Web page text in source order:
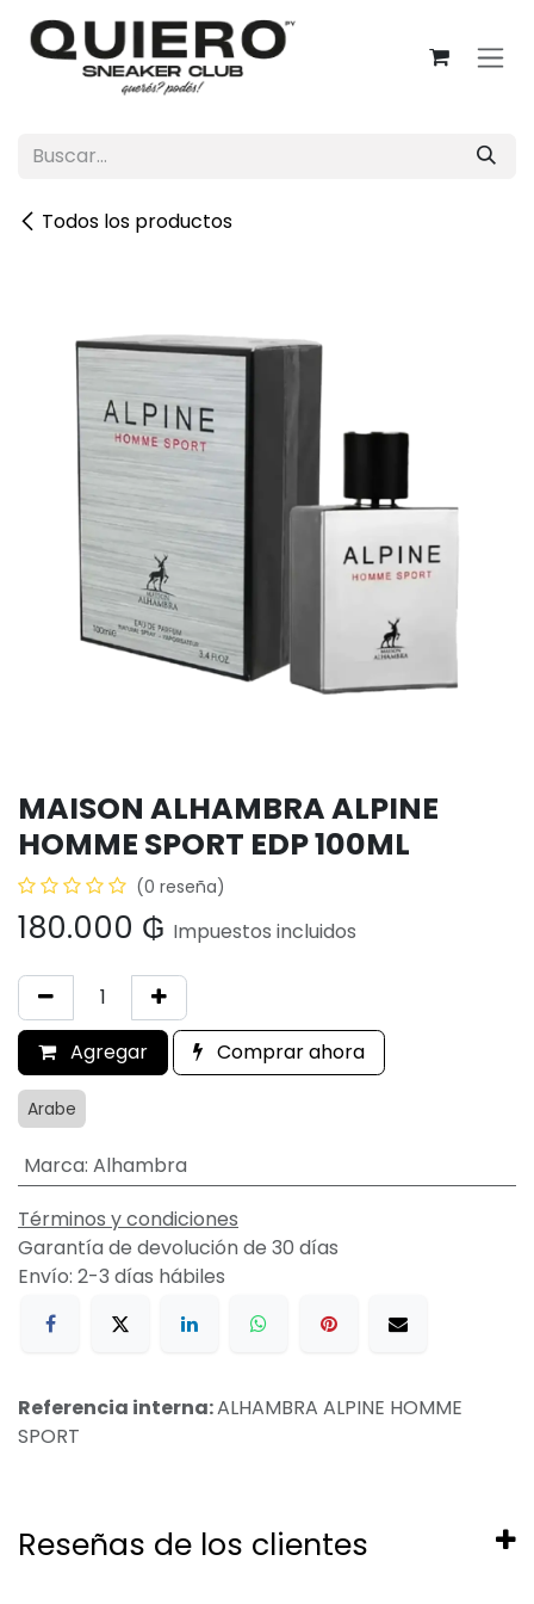
Ir al contenido
Todos los productos
MAISON ALHAMBRA ALPINE
HOMME SPORT EDP 100ML
(0 reseña)
180.000 ₲ Impuestos incluidos
Agregar Comprar ahora
Arabe
Marca: Alhambra
Términos y condiciones
Garantía de devolución de 30 días
Envío: 2-3 días hábiles
Referencia interna:ALHAMBRA ALPINE HOMME
SPORT
Reseñas de los clientes